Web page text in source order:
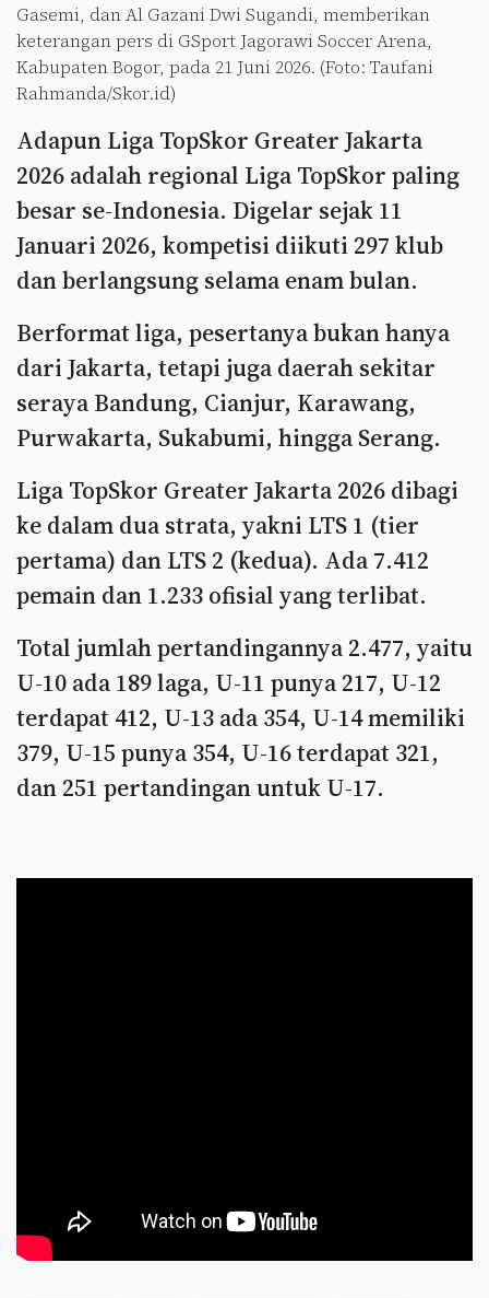
Gasemi, dan Al Gazani Dwi Sugandi, memberikan
keterangan pers di GSport Jagorawi Soccer Arena,
Kabupaten Bogor, pada 21 Juni 2026. (Foto: Taufani
Rahmanda/Skor.id)
Adapun Liga TopSkor Greater Jakarta
2026 adalah regional Liga TopSkor paling
besar se-Indonesia. Digelar sejak 11
Januari 2026, kompetisi diikuti 297 klub
dan berlangsung selama enam bulan.
Berformat liga, pesertanya bukan hanya
dari Jakarta, tetapi juga daerah sekitar
seraya Bandung, Cianjur, Karawang,
Purwakarta, Sukabumi, hingga Serang.
Liga TopSkor Greater Jakarta 2026 dibagi
ke dalam dua strata, yakni LTS 1 (tier
pertama) dan LTS 2 (kedua). Ada 7.412
pemain dan 1.233 ofisial yang terlibat.
Total jumlah pertandingannya 2.477, yaitu
U-10 ada 189 laga, U-11 punya 217, U-12
terdapat 412, U-13 ada 354, U-14 memiliki
379, U-15 punya 354, U-16 terdapat 321,
dan 251 pertandingan untuk U-17.